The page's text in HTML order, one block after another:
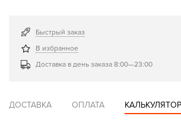
Быстрый заказ
В избранное
Доставка в день заказа 8:00—23:00
ДОСТАВКА ОПЛАТА КАЛЬКУЛЯТОР